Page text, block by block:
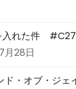
入れた件
月28日
ド・オブ・ジ